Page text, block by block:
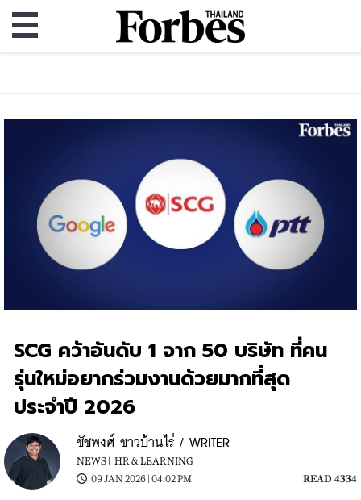
SCG คว้าอันดับ 1 จาก 50 บริษัท ที่คน
รุ่นใหม่อยากร่วมงานด้วยมากที่สุด
ประจำปี 2026
ชัชพงศ์ ชาวบ้านไร่ / WRITER
NEWS | HR & LEARNING
09 JAN 2026 | 04:02 PM
READ 4334